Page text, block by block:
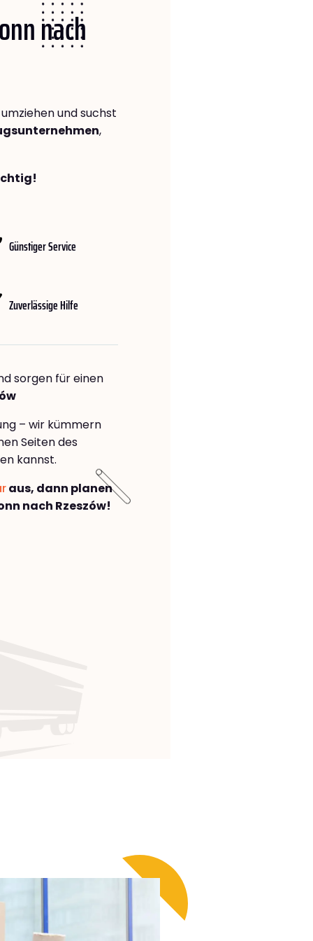
nach
und suchst
,
Günstiger Service
Zuverlässige Hilfe
sorgen für einen
– wir kümmern
Seiten des
kannst.
aus, dann planen
nach Rzeszów!